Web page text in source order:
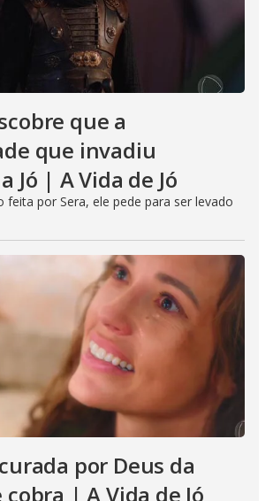
que a
que invadiu
Jó | A Vida de Jó
feita por Sera, ele pede para ser levado
por Deus da
cobra | A Vida de Jó